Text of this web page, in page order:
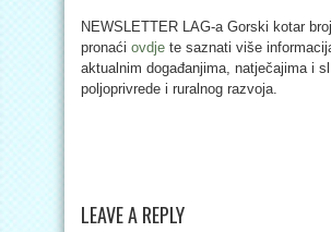
NEWSLETTER LAG-a Gorski kotar
pronaći ovdje te saznati više
aktualnim događanjima, natječajima i
poljoprivrede i ruralnog razvoja.
LEAVE A REPLY